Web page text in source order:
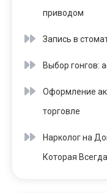
приводом
Запись в
Выбор гонгов:
Оформление
торговле
Нарколог на
Которая